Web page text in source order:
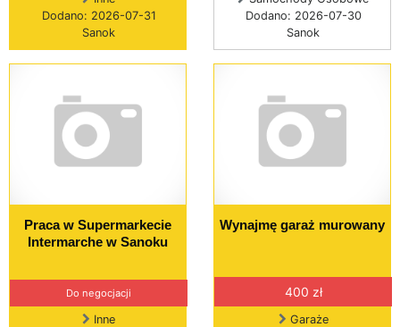
Dodano: 2026-07-31
Sanok
Dodano: 2026-07-30
Sanok
Praca w Supermarkecie
Intermarche w Sanoku
Do negocjacji
Inne
Wynajmę garaż murowany
400 zł
Garaże